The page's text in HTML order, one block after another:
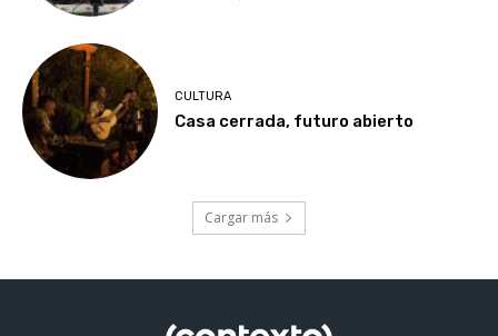
CULTURA
Casa cerrada, futuro abierto
Cargar más